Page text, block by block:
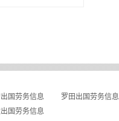
国劳务信息 罗田出国劳务信息
国劳务信息